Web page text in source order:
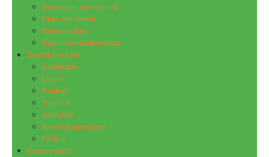
Newsletter-Abmeldung
Über den Verein
Mitarbeit/Jobs
Impressum/Datenschutz
Sportbereiche
Badminton
Laufen
Radtreff
Triathlon
Volleyball
Kinder/Jugendsport
Fit 50 +
Kurssystem